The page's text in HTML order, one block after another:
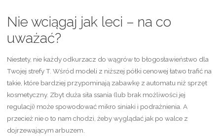
Nie wciągaj jak leci – na co
uważać?
Niestety, nie każdy odkurzacz do wągrów to błogosławieństwo dla
Twojej strefy T. Wśród modeli z niższej półki cenowej łatwo trafić na
takie, które bardziej przypominają zabawkę z automatu niż sprzęt
kosmetyczny. Zbyt duża siła ssania (lub brak możliwości jej
regulacji) może spowodować mikro siniaki i podrażnienia. A
przecież nie o to nam chodzi, żeby wyglądać jak po walce z
dojrzewającym arbuzem.